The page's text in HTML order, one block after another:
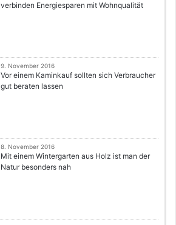
verbinden Energiesparen mit Wohnqualität
9. November 2016
Vor einem Kaminkauf sollten sich Verbraucher
gut beraten lassen
8. November 2016
Mit einem Wintergarten aus Holz ist man der
Natur besonders nah